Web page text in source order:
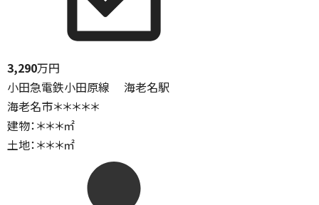
3,290万円
小田急電鉄小田原線 海老名駅
海老名市＊＊＊＊＊
建物：＊＊＊㎡
土地：＊＊＊㎡